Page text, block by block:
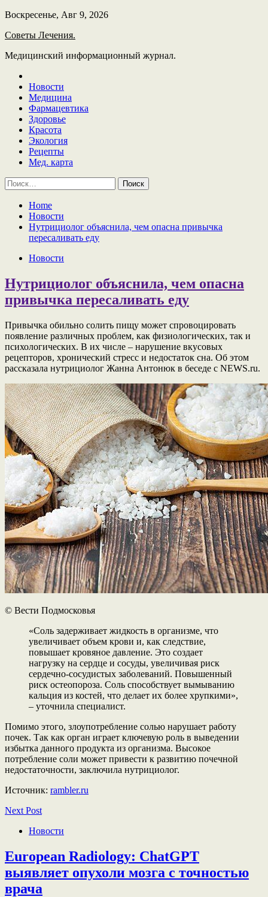
Skip
content
Воскресенье, Авг 9, 2026
Советы Лечения.
Медицинский информационный журнал.
Новости
Медицина
Фармацевтика
Здоровье
Красота
Экология
Рецепты
Мед. карта
Найти:
Home
Новости
Нутрициолог объяснила, чем опасна привычка
пересаливать еду
Новости
Нутрициолог объяснила, чем опасна
привычка пересаливать еду
Привычка обильно солить пищу может спровоцировать
появление различных проблем, как физиологических, так и
психологических. В их числе – нарушение вкусовых
рецепторов, хронический стресс и недостаток сна. Об этом
рассказала нутрициолог Жанна Антонюк в беседе с NEWS.ru.
© Вести Подмосковья
«Соль задерживает жидкость в организме, что
увеличивает объем крови и, как следствие,
повышает кровяное давление. Это создает
нагрузку на сердце и сосуды, увеличивая риск
сердечно-сосудистых заболеваний. Повышенный
риск остеопороза. Соль способствует вымыванию
кальция из костей, что делает их более хрупкими»,
– уточнила специалист.
Помимо этого, злоупотребление солью нарушает работу
почек. Так как орган играет ключевую роль в выведении
избытка данного продукта из организма. Высокое
потребление соли может привести к развитию почечной
недостаточности, заключила нутрициолог.
Источник: rambler.ru
Next Post
Новости
European Radiology: ChatGPT
выявляет опухоли мозга с точностью
врача